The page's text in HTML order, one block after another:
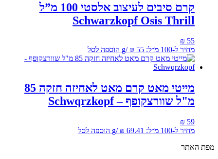
קרם סיבים לעיצוב אלסטי 100 מ”ל
Schwarzkopf Osis Thrill
₪ 55
מחיר ל-100 מ״ל:
₪ 55
/
g הוספה לסל
מייטי מאט קרם מאט לאחיזה חזקה 85
מ"ל שוורצקופף – Schwqrzkopf
₪ 59
מחיר ל-100 מ״ל:
₪ 69.41
/
g הוספה לסל
מפת האתר